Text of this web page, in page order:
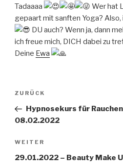
Tadaaaa
Wer hat
gepaart mit sanften Yoga? Also,
DU auch? Wenn ja, dann
ich freue mich, DICH dabei zu
Deine Ewa
Beitragsnavigation
Vorheriger
Beitrag
ZURÜCK
Hypnosekurs für
08.02.2022
Nächster
Beitrag
WEITER
29.01.2022 – Beauty Make